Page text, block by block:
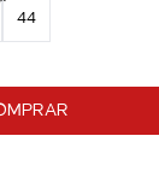
44